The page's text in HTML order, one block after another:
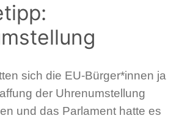
sich die EU-Bürger*innen ja
der Uhrenumstellung
und das Parlament hatte es